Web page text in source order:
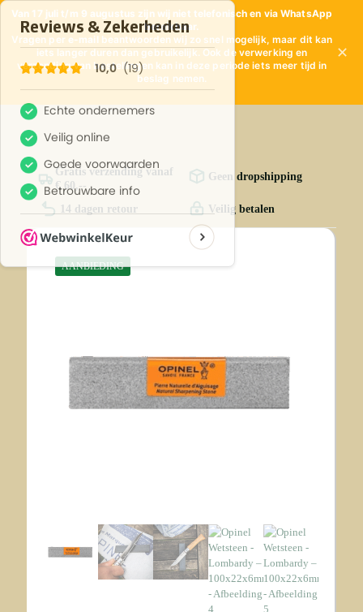
Van 17 juli t/m 9 augustus zijn wij niet telefonisch en via WhatsApp
bereikbaar.
Vragen per e-mail beantwoorden wij zo snel mogelijk, maar dit kan
iets langer duren dan gebruikelijk. Ook de verwerking en
verzending van bestellingen kan in deze periode iets meer tijd in
beslag nemen.
✕
Gratis verzending vanaf
€ 60,--
Geen dropshipping
14 dagen retour Veilig betalen
AANBIEDING